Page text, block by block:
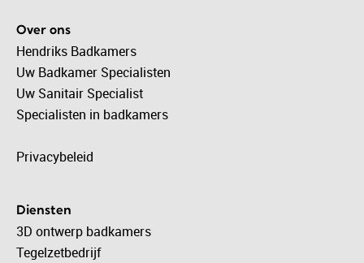
Over ons
Hendriks Badkamers
Uw Badkamer Specialisten
Uw Sanitair Specialist
Specialisten in badkamers
Privacybeleid
Diensten
3D ontwerp badkamers
Tegelzetbedrijf